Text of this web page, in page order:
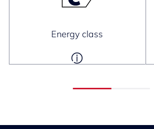
Energy class